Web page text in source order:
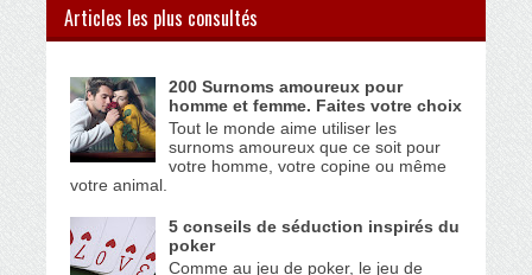
Articles les plus consultés
200 Surnoms amoureux pour
homme et femme. Faites votre choix
Tout le monde aime utiliser les
surnoms amoureux que ce soit pour
votre homme, votre copine ou même
votre animal.
5 conseils de séduction inspirés du
poker
Comme au jeu de poker, le jeu de